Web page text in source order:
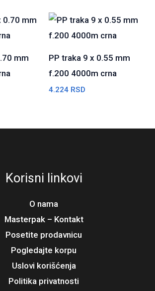
mm
PP traka 9 x 0.55 mm
f.200 4000m crna
4.224 RSD
Korisni linkovi
O nama
Masterpak – Kontakt
Posetite prodavnicu
Pogledajte korpu
Uslovi korišćenja
Politika privatnosti